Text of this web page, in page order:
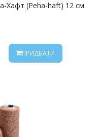
Хафт (Peha-haft) 12 см
ПРИДБАТИ